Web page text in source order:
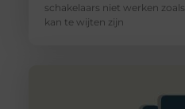
schakelaars niet werken
kan te wijten zijn